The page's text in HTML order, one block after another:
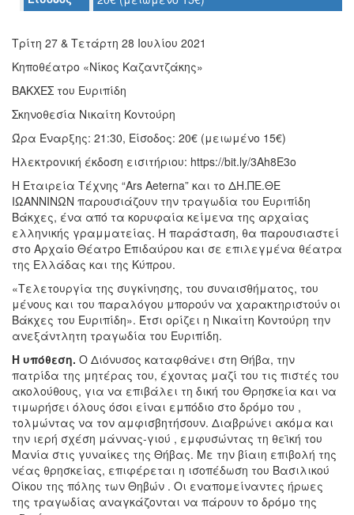
ΜΑΣ
ΔΗΜΟΣ
ΠΟΛΙΤΙΣΜΟΣ
ΑΝΘΕΚΤΙΚΗ
ΠΟΛΗ
Τρίτη 27 & Τετάρτη 28 Ιουλίου 2021
Κηποθέατρο «Νίκος Καζαντζάκης»
ΒΑΚΧΕΣ του Ευριπίδη
Σκηνοθεσία Νικαίτη Κοντούρη
Ώρα Έναρξης: 21:30, Είσοδος: 20€ (μειωμένο 15€)
Ηλεκτρονική έκδοση εισιτήριου: https://bit.ly/3Ah8E3o
Η Εταιρεία Τέχνης “Αrs Aeterna” και το ΔΗ.ΠΕ.ΘΕ
ΙΩΑΝΝΙΝΩΝ παρουσιάζουν την τραγωδία του Ευριπίδη
Βάκχες, ένα από τα κορυφαία κείμενα της αρχαίας
ελληνικής γραμματείας. Η παράσταση, θα παρουσιαστεί
στο Αρχαίο Θέατρο Επιδαύρου και σε επιλεγμένα θέατρα
της Ελλάδας και της Κύπρου.
«Τελετουργία της συγκίνησης, του συναισθήματος, του
μένους και του παραλόγου μπορούν να χαρακτηριστούν οι
Βάκχες του Ευριπίδη». Έτσι ορίζει η Νικαίτη Κοντούρη την
ανεξάντλητη τραγωδία του Ευριπίδη.
Η υπόθεση. Ο Διόνυσος καταφθάνει στη Θήβα, την
πατρίδα της μητέρας του, έχοντας μαζί του τις πιστές του
ακολούθους, για να επιβάλει τη δική του Θρησκεία και να
τιμωρήσει όλους όσοι είναι εμπόδιο στο δρόμο του ,
τολμώντας να τον αμφισβητήσουν. Διαβρώνει ακόμα και
την ιερή σχέση μάννας-γιού , εμφυσώντας τη θεϊκή του
Μανία στις γυναίκες της Θήβας. Με την βίαιη επιβολή της
νέας θρησκείας, επιφέρεται η ισοπέδωση του Βασιλικού
Οίκου της πόλης των Θηβών . Οι εναπομείναντες ήρωες
της τραγωδίας αναγκάζονται να πάρουν το δρόμο της